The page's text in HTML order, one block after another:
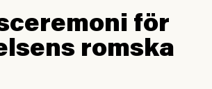
för
romska